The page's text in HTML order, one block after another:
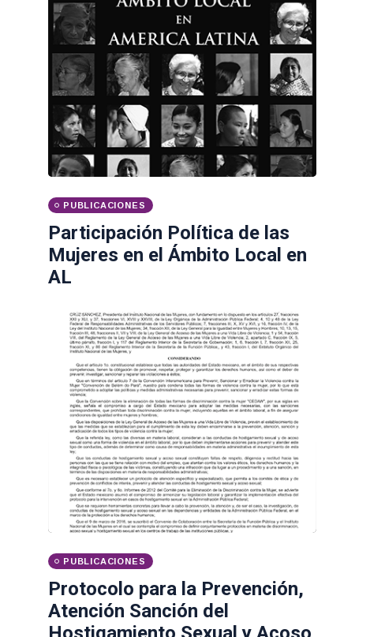
PUBLICACIONES
Participación Política de las
Mujeres en el Ámbito Local en
AL
PUBLICACIONES
Protocolo para la Prevención,
Atención Sanción del